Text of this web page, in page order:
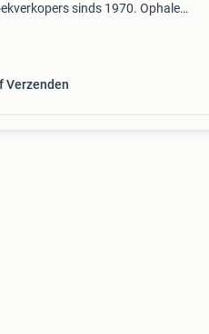
sinds 1970. Ophalen
Verzenden